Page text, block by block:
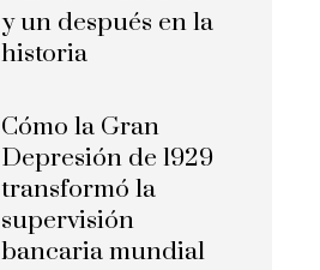
y un después en la
historia
Cómo la Gran
Depresión de 1929
transformó la
supervisión
bancaria mundial